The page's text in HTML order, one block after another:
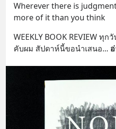
Wherever there is
more of it than you think
WEEKLY BOOK REVIEW ทุ
คับผม สัปดาห์นี้ขอนำเสนอ...